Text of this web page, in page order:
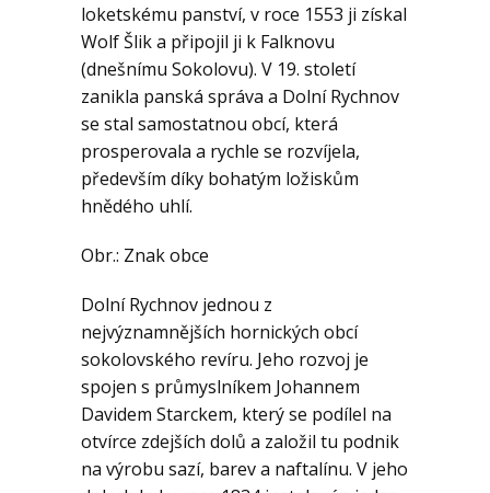
Geologie
Kontakt
loketskému panství, v roce 1553 ji získal
Wolf Šlik a připojil ji k Falknovu
(dnešnímu Sokolovu). V 19. století
zanikla panská správa a Dolní Rychnov
se stal samostatnou obcí, která
prosperovala a rychle se rozvíjela,
především díky bohatým ložiskům
hnědého uhlí.
Obr.: Znak obce
Dolní Rychnov jednou z
nejvýznamnějších hornických obcí
sokolovského revíru. Jeho rozvoj je
spojen s průmyslníkem Johannem
Davidem Starckem, který se podílel na
otvírce zdejších dolů a založil tu podnik
na výrobu sazí, barev a naftalínu. V jeho